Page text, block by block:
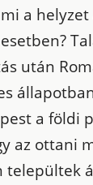
a helyzet
után
a földi
az ottani
települtek